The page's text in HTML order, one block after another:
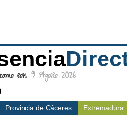
son. 9 Agosto 2026
Provincia de Cáceres Extremadura